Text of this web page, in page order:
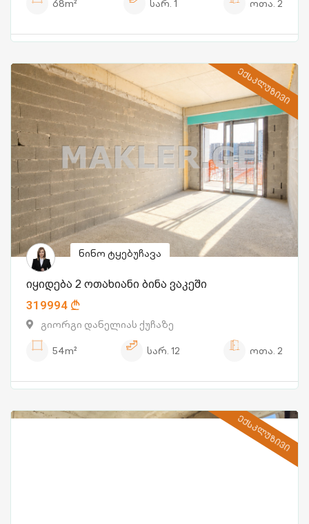
68m²
სარ. 1 ოთა. 2
ᲔᲥᲡᲙᲚᲣᲖᲘᲕᲘ
ნინო ტყებუჩავა
იყიდება 2 ოთახიანი ბინა ვაკეში
319994
გიორგი დანელიას ქუჩაზე
54m²
სარ. 12 ოთა. 2
ᲔᲥᲡᲙᲚᲣᲖᲘᲕᲘ